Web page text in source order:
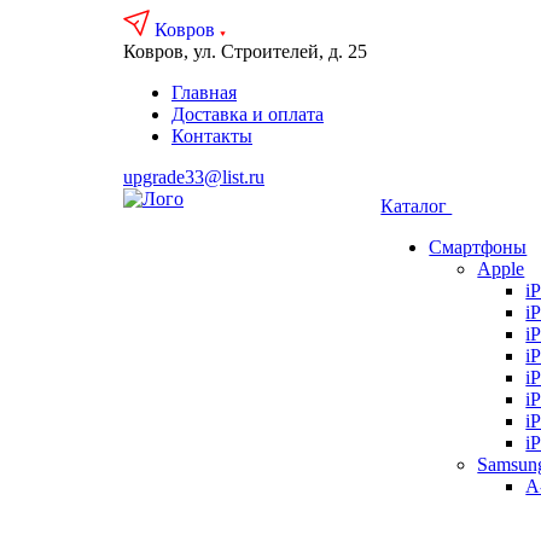
Ковров
Ковров, ул. Строителей, д. 25
Главная
Доставка и оплата
Контакты
upgrade33@list.ru
Каталог
Смартфоны
Apple